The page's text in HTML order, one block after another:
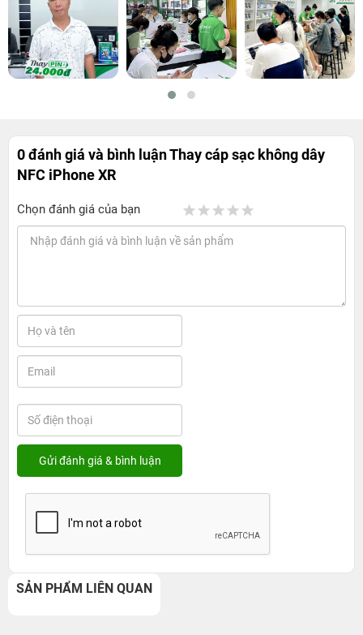
0 đánh giá và bình luậnThay cáp sạc không dây
NFC iPhone XR
Chọn đánh giá của bạn
SẢN PHẨM LIÊN QUAN